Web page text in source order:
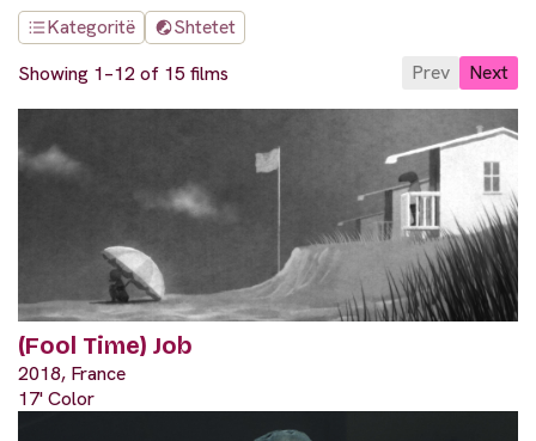
Kategoritë
Shtetet
Showing 1–12 of 15 films
Prev Next
(Fool Time) Job
2018, France
17' Color